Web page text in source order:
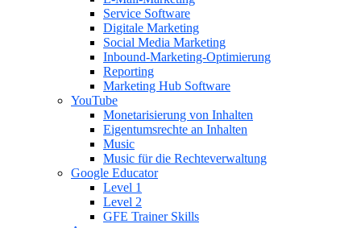
Service Software
Digitale Marketing
Social Media Marketing
Inbound-Marketing-Optimierung
Reporting
Marketing Hub Software
YouTube
Monetarisierung von Inhalten
Eigentumsrechte an Inhalten
Music
Music für die Rechteverwaltung
Google Educator
Level 1
Level 2
GFE Trainer Skills